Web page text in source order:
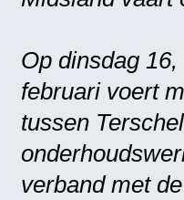
Op dinsdag
februari voert
tussen
verband met